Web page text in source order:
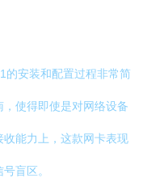
的安装和配置过程非常简
使得即使是对网络设备
能力上，这款网卡表现
盲区。